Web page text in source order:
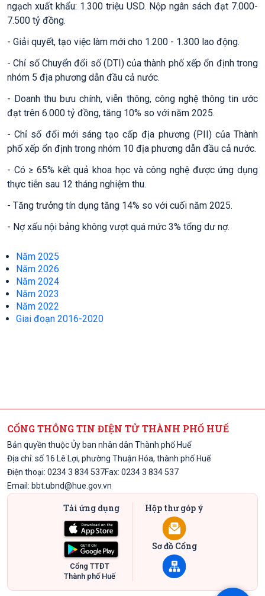
ngạch xuất khẩu: 1.300 triệu USD. Nộp ngân sách đạt 7.000-
7.500 tỷ đồng.
- Giải quyết, tạo việc làm mới cho 1.200 - 1.300 lao động.
- Chỉ số Chuyển đổi số (DTI) của thành phố xếp ổn định trong
nhóm 5 địa phương dẫn đầu cả nước.
- Doanh thu bưu chính, viễn thông, công nghệ thông tin ước
đạt trên 6.000 tỷ đồng, tăng 10% so với năm 2025.
- Chỉ số đổi mới sáng tạo cấp địa phương (PII) của Thành
phố xếp ổn định trong nhóm 10 địa phương dẫn đầu cả nước.
- Có ≥ 65% kết quả khoa học và công nghệ được ứng dụng
thực tiễn sau 12 tháng nghiệm thu.
- Tăng trưởng tín dụng tăng 14% so với cuối năm 2025.
- Nợ xấu nội bảng không vượt quá mức 3% tổng dư nợ.
Năm 2025
Năm 2026
Năm 2024
Năm 2023
Năm 2022
Giai đoạn 2016-2020
CỔNG THÔNG TIN ĐIỆN TỬ THÀNH PHỐ HUẾ
Bản quyền thuộc Ủy ban nhân dân Thành phố Huế
Địa chỉ: số 16 Lê Lợi, phường Thuận Hóa, thành phố Huế
Điện thoại: 0234 3 834 537Fax: 0234 3 834 537
Email: bbt.ubnd@hue.gov.vn
Tải ứng dụng
Cổng TTĐT
Thành phố Huế
Hộp thư góp ý
Sơ đồ Cổng